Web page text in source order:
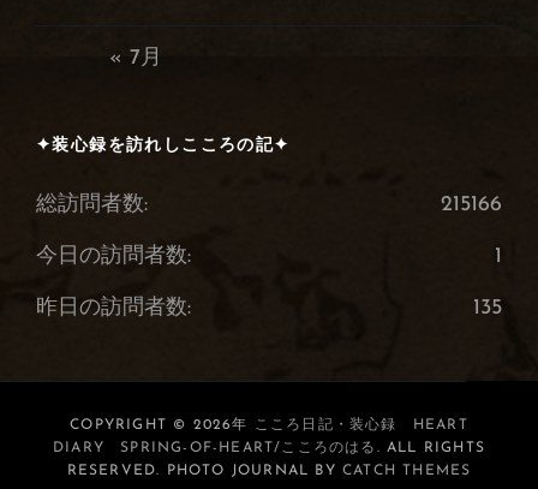
« 7月
✦装心録を訪れしこころの記✦
215166
総訪問者数:
1
今日の訪問者数:
135
昨日の訪問者数:
COPYRIGHT © 2026年
こころ日記・装心録 HEART
DIARY SPRING-OF-HEART/こころのはる . ALL RIGHTS
RESERVED. PHOTO JOURNAL BY CATCH THEMES